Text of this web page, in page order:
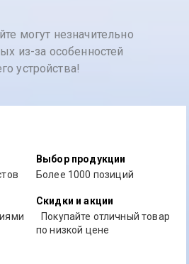
могут незначительно
из-за особенностей
устройства!
Выбор продукции
Более 1000 позиций
Скидки и акции
Покупайте отличный товар
по низкой цене